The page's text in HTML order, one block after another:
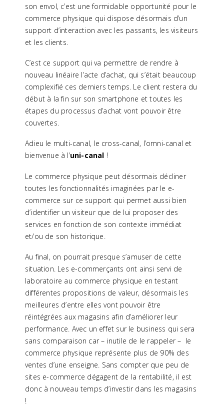
son envol, c’est une formidable opportunité pour le
commerce physique qui dispose désormais d’un
support d’interaction avec les passants, les visiteurs
et les clients.
C’est ce support qui va permettre de rendre à
nouveau linéaire l’acte d’achat, qui s’était beaucoup
complexifié ces derniers temps. Le client restera du
début à la fin sur son smartphone et toutes les
étapes du processus d’achat vont pouvoir être
couvertes.
Adieu le multi-canal, le cross-canal, l’omni-canal et
bienvenue à l’uni-canal !
Le commerce physique peut désormais décliner
toutes les fonctionnalités imaginées par le e-
commerce sur ce support qui permet aussi bien
d’identifier un visiteur que de lui proposer des
services en fonction de son contexte immédiat
et/ou de son historique.
Au final, on pourrait presque s’amuser de cette
situation. Les e-commerçants ont ainsi servi de
laboratoire au commerce physique en testant
différentes propositions de valeur, désormais les
meilleures d’entre elles vont pouvoir être
réintégrées aux magasins afin d’améliorer leur
performance. Avec un effet sur le business qui sera
sans comparaison car – inutile de le rappeler – le
commerce physique représente plus de 90% des
ventes d’une enseigne. Sans compter que peu de
sites e-commerce dégagent de la rentabilité, il est
donc à nouveau temps d’investir dans les magasins
!